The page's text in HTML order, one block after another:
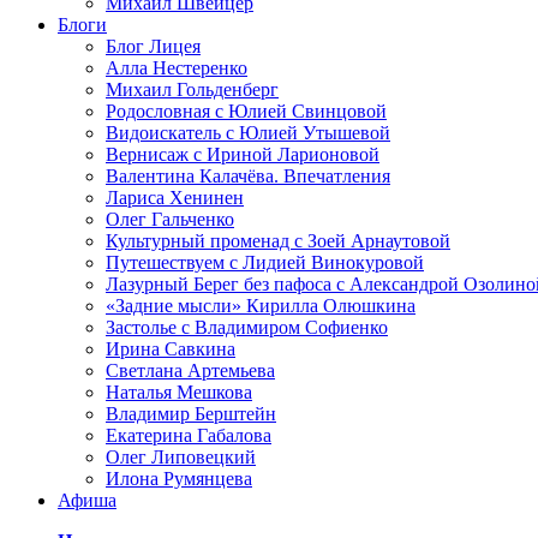
Блоги
Блог Лицея
Алла Нестеренко
Михаил Гольденберг
Родословная с Юлией Свинцовой
Видоискатель с Юлией Утышевой
Вернисаж с Ириной Ларионовой
Валентина Калачёва. Впечатления
Лариса Хенинен
Олег Гальченко
Культурный променад с Зоей Арнаутовой
Путешествуем с Лидией Винокуровой
Лазурный Берег без пафоса с Александрой
«Задние мысли» Кирилла Олюшкина
Застолье с Владимиром Софиенко
Ирина Савкина
Светлана Артемьева
Наталья Мешкова
Владимир Берштейн
Екатерина Габалова
Олег Липовецкий
Илона Румянцева
Афиша